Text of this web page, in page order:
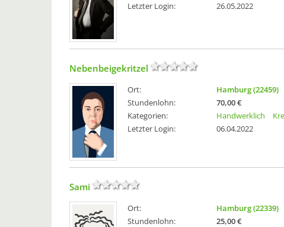
Letzter Login:
26.05.2022
Nebenbeigekritzel
Ort:
Hamburg (22459)
Stundenlohn:
70,00 €
Kategorien:
Handwerklich
Letzter Login:
06.04.2022
Sami
Ort:
Hamburg (22339)
Stundenlohn:
25,00 €